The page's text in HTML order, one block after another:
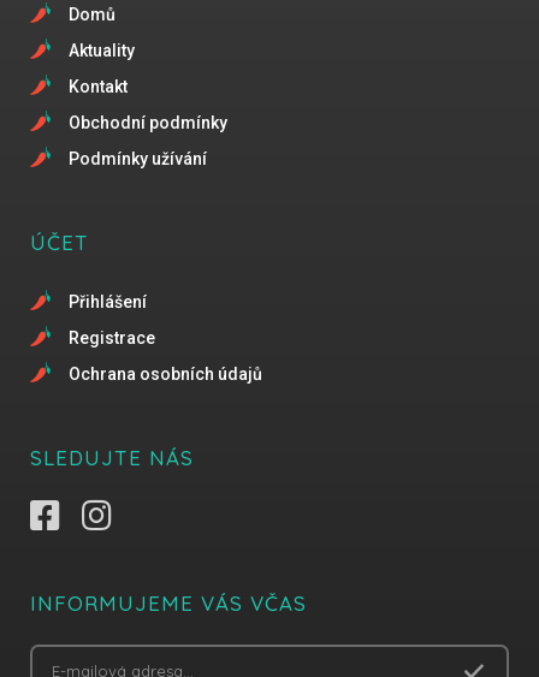
Domů
Aktuality
Kontakt
Obchodní podmínky
Podmínky užívání
ÚČET
Přihlášení
Registrace
Ochrana osobních údajů
SLEDUJTE NÁS
INFORMUJEME VÁS VČAS